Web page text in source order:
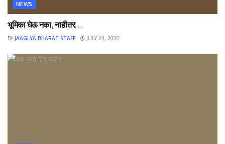
NEWS
भूमिका घेऊ नका, नाहीतर…
BY JAAGLYA BHARAT STAFF JULY 24, 2026